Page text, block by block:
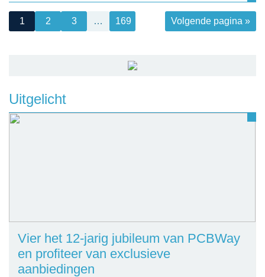
1 2 3 … 169 Volgende pagina »
Uitgelicht
Vier het 12-jarig jubileum van PCBWay
en profiteer van exclusieve
aanbiedingen